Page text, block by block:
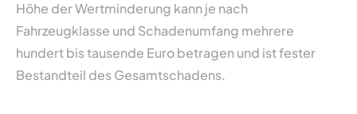
Höhe der Wertminderung kann je nach
Fahrzeugklasse und Schadenumfang mehrere
hundert bis tausende Euro betragen und ist fester
Bestandteil des Gesamtschadens.